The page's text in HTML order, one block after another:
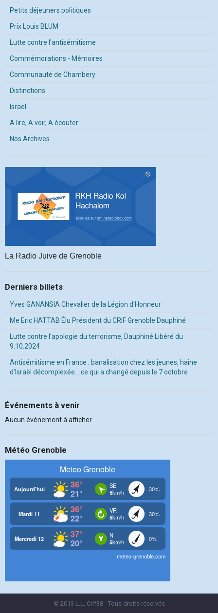
Petits déjeuners politiques
Prix Louis BLUM
Lutte contre l'antisémitisme
Commémorations - Mémoires
Communauté de Chambery
Distinctions
Israël
A lire, A voir, A écouter
Nos Archives
La Radio Juive de Grenoble
Derniers billets
Yves GANANSIA Chevalier de la Légion d'Honneur
Me Eric HATTAB Élu Président du CRIF Grenoble Dauphiné
Lutte contre l'apologie du terrorisme, Dauphiné Libéré du
9.10.2024
Antisémitisme en France : banalisation chez les jeunes, haine
d’Israël décomplexée… ce qui a changé depuis le 7 octobre
Événements à venir
Aucun évènement à afficher.
Météo Grenoble
© 2013 L.L. Crif38 - Tous droits réservés